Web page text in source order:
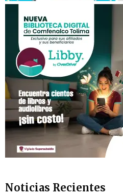
Noticias Recientes